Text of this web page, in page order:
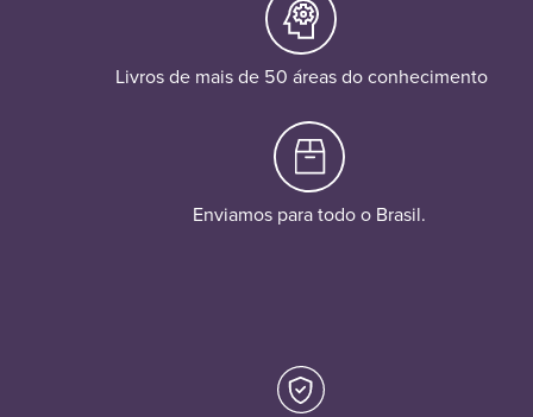
Livros de mais de 50 áreas do conhecimento
Enviamos para todo o Brasil.